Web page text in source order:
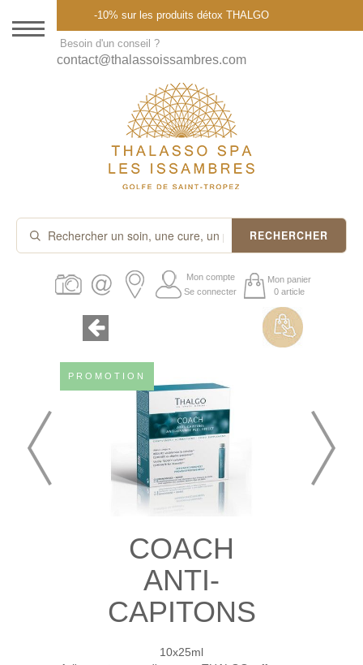
DESTINATION
THALASSO SPA
CURES ET FORFAITS
SOINS À LA CARTE
ABONNEMENTS
PROMOS
-10% sur les produits détox THALGO
Besoin d'un conseil ?
contact@thalassoissambres.com
RECHERCHER
Mon compte
Se connecter
Mon panier
0 article
PROMOTION
COACH
ANTI-
CAPITONS
10x25ml